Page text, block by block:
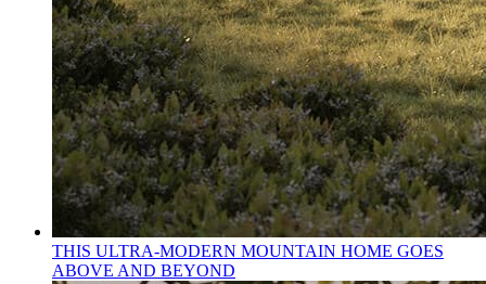
THIS ULTRA-MODERN MOUNTAIN HOME GOES
ABOVE AND BEYOND